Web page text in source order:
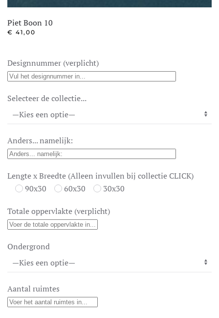
Piet Boon 10
€ 41,00
Designnummer (verplicht)
Selecteer de collectie...
Anders... namelijk:
Lengte x Breedte (Alleen invullen bij collectie CLICK)
90x30
60x30 30x30
Totale oppervlakte (verplicht)
Ondergrond
Aantal ruimtes